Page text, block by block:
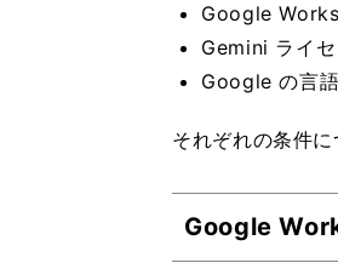
Google
Gemini ライ
Google の言
それぞれの条件に
Google